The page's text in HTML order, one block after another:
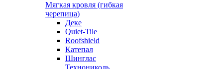
Мягкая кровля (гибкая
черепица)
Деке
Quiet-Tile
Roofshield
Катепал
Шинглас
Технониколь